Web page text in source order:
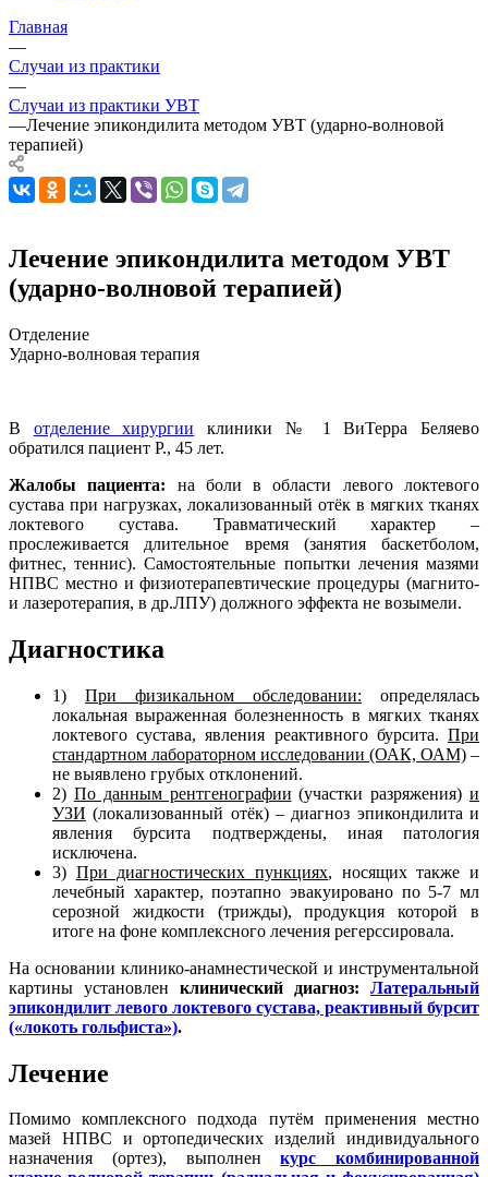
Главная
—
Случаи из практики
—
Случаи из практики УВТ
—Лечение эпикондилита методом УВТ (ударно-волновой
терапией)
Лечение эпикондилита методом УВТ
(ударно-волновой терапией)
Отделение
Ударно-волновая терапия
В отделение хирургии клиники № 1 ВиТерра Беляево
обратился пациент Р., 45 лет.
Жалобы пациента: на боли в области левого локтевого
сустава при нагрузках, локализованный отёк в мягких тканях
локтевого сустава. Травматический характер –
прослеживается длительное время (занятия баскетболом,
фитнес, теннис). Самостоятельные попытки лечения мазями
НПВС местно и физиотерапевтические процедуры (магнито-
и лазеротерапия, в др.ЛПУ) должного эффекта не возымели.
Диагностика
1) При физикальном обследовании: определялась
локальная выраженная болезненность в мягких тканях
локтевого сустава, явления реактивного бурсита. При
стандартном лабораторном исследовании (ОАК, ОАМ) –
не выявлено грубых отклонений.
2) По данным рентгенографии (участки разряжения)и
УЗИ (локализованный отёк) – диагноз эпикондилита и
явления бурсита подтверждены, иная патология
исключена.
3) При диагностических пункциях, носящих также и
лечебный характер, поэтапно эвакуировано по 5-7 мл
серозной жидкости (трижды), продукция которой в
итоге на фоне комплексного лечения регерссировала.
На основании клинико-анамнестической и инструментальной
картины установлен клинический диагноз:
Латеральный
эпикондилит левого локтевого сустава, реактивный бурсит
(«локоть гольфиста»).
Лечение
Помимо комплексного подхода путём применения местно
мазей НПВС и ортопедических изделий индивидуального
назначения (ортез), выполненкурс комбинированной